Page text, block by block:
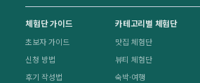
체험단 가이드
초보자 가이드
신청 방법
후기 작성법
카테고리별 체험단
맛집 체험단
뷰티 체험단
숙박·여행